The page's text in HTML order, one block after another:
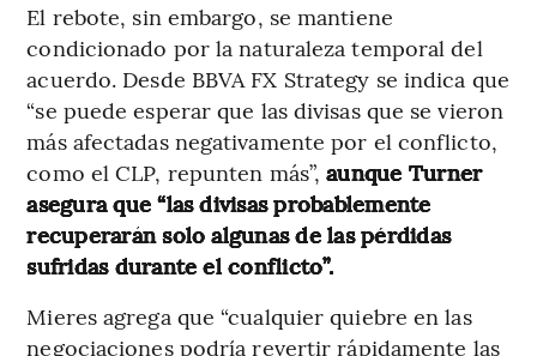
El rebote, sin embargo, se mantiene
condicionado por la naturaleza temporal del
acuerdo. Desde BBVA FX Strategy se indica que
“se puede esperar que las divisas que se vieron
más afectadas negativamente por el conflicto,
como el CLP, repunten más”,aunque Turner
asegura que “las divisas probablemente
recuperarán solo algunas de las pérdidas
sufridas durante el conflicto”.
Mieres agrega que “cualquier quiebre en las
negociaciones podría revertir rápidamente las